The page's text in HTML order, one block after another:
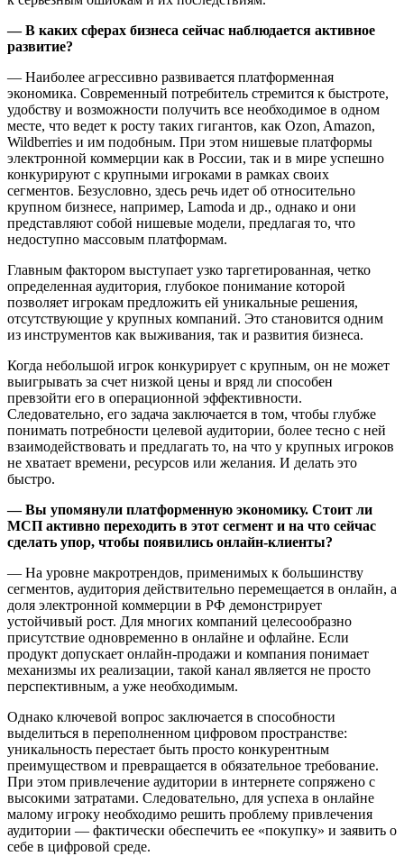
— В каких сферах бизнеса сейчас наблюдается активное
развитие?
— Наиболее агрессивно развивается платформенная
экономика. Современный потребитель стремится к быстроте,
удобству и возможности получить все необходимое в одном
месте, что ведет к росту таких гигантов, как Ozon, Amazon,
Wildberries и им подобным. При этом нишевые платформы
электронной коммерции как в России, так и в мире успешно
конкурируют с крупными игроками в рамках своих
сегментов. Безусловно, здесь речь идет об относительно
крупном бизнесе, например, Lamoda и др., однако и они
представляют собой нишевые модели, предлагая то, что
недоступно массовым платформам.
Главным фактором выступает узко таргетированная, четко
определенная аудитория, глубокое понимание которой
позволяет игрокам предложить ей уникальные решения,
отсутствующие у крупных компаний. Это становится одним
из инструментов как выживания, так и развития бизнеса.
Когда небольшой игрок конкурирует с крупным, он не может
выигрывать за счет низкой цены и вряд ли способен
превзойти его в операционной эффективности.
Следовательно, его задача заключается в том, чтобы глубже
понимать потребности целевой аудитории, более тесно с ней
взаимодействовать и предлагать то, на что у крупных игроков
не хватает времени, ресурсов или желания. И делать это
быстро.
— Вы упомянули платформенную экономику. Стоит ли
МСП активно переходить в этот сегмент и на что сейчас
сделать упор, чтобы появились онлайн-клиенты?
— На уровне макротрендов, применимых к большинству
сегментов, аудитория действительно перемещается в онлайн, а
доля электронной коммерции в РФ демонстрирует
устойчивый рост. Для многих компаний целесообразно
присутствие одновременно в онлайне и офлайне. Если
продукт допускает онлайн-продажи и компания понимает
механизмы их реализации, такой канал является не просто
перспективным, а уже необходимым.
Однако ключевой вопрос заключается в способности
выделиться в переполненном цифровом пространстве:
уникальность перестает быть просто конкурентным
преимуществом и превращается в обязательное требование.
При этом привлечение аудитории в интернете сопряжено с
высокими затратами. Следовательно, для успеха в онлайне
малому игроку необходимо решить проблему привлечения
аудитории — фактически обеспечить ее «покупку» и заявить о
себе в цифровой среде.